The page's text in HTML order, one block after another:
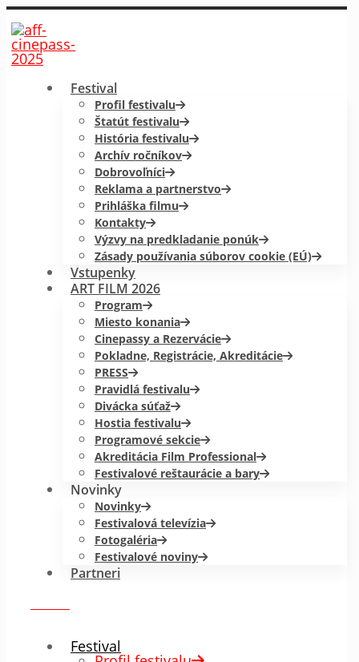
Festival
Profil festivalu
Štatút festivalu
História festivalu
Archív ročníkov
Dobrovoľníci
Reklama a partnerstvo
Prihláška filmu
Kontakty
Výzvy na predkladanie ponúk
Zásady používania súborov cookie (EÚ)
Vstupenky
ART FILM 2026
Program
Miesto konania
Cinepassy a Rezervácie
Pokladne, Registrácie, Akreditácie
PRESS
Pravidlá festivalu
Divácka súťaž
Hostia festivalu
Programové sekcie
Akreditácia Film Professional
Festivalové reštaurácie a bary
Novinky
Novinky
Festivalová televízia
Fotogaléria
Festivalové noviny
Partneri
Festival